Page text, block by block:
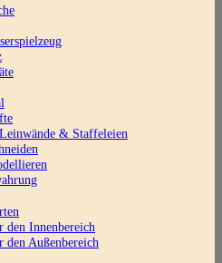
& Staffeleien
den Innenbereich
den Außenbereich